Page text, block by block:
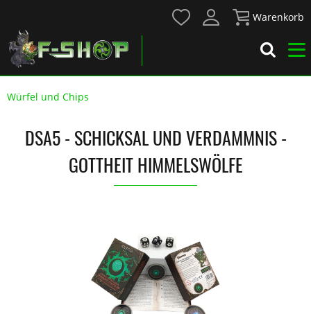
Warenkorb
Würfel und Chips
DSA5 - SCHICKSAL UND VERDAMMNIS -
GOTTHEIT HIMMELSWÖLFE